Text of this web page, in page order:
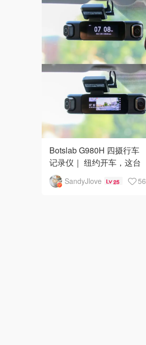
Botslab G980H 四摄行车
记录仪｜ 纽约开车，这台
四路记录仪真的让我安心
不少！SandyJlove 25 56